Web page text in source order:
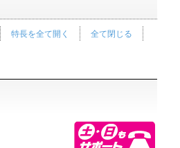
全て閉じる
特長を全て開く